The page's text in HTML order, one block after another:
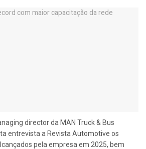
director da MAN Truck & Bus
entrevista a Revista Automotive os
pela empresa em 2025, bem